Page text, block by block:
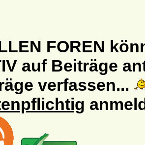
FOREN
auf Beiträge
verfassen...